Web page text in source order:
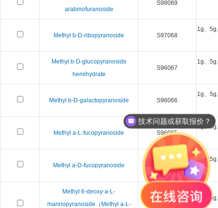
arabinofuranoside
S98069
Methyl b-D-ribopyranoside S97068
1g、
Methyl b-D-glucopyranoside
hemihydrate
S96067
1g、
Methyl b-D-galactopyranoside S96066
1g、
Methyl a-L-fucopyranoside S96065
1g、5g
Methyl a-D-fucopyranoside
1g、5g
Methyl 6-deoxy-a-L-
mannopyranoside（Methyl a-L-
S96063
1g、5g
技术问题或获取报价？